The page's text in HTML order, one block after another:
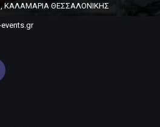
ΚΑΛΑΜΑΡΙΑ ΘΕΣΣΑΛΟΝΙΚΗΣ